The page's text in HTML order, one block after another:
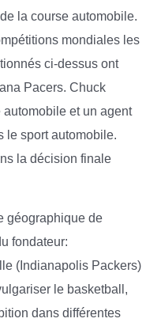
la course automobile.
mondiales les
ci-dessus ont
Pacers. Chuck
et un agent
le sport automobile.
la décision finale
géographique de
fondateur:
(Indianapolis Packers)
le basketball,
dans différentes